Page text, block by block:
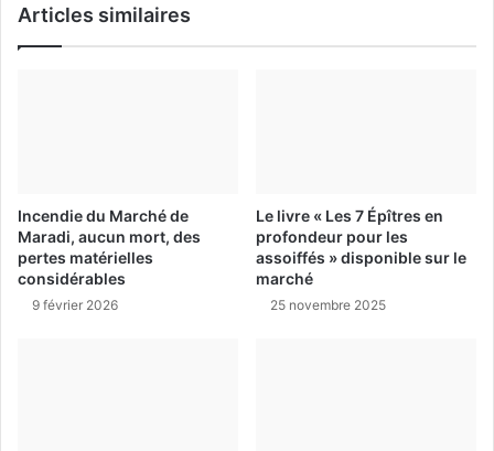
Articles similaires
Incendie du Marché de
Maradi, aucun mort, des
pertes matérielles
considérables
9 février 2026
Le livre « Les 7 Épîtres en
profondeur pour les
assoiffés » disponible sur le
marché
25 novembre 2025